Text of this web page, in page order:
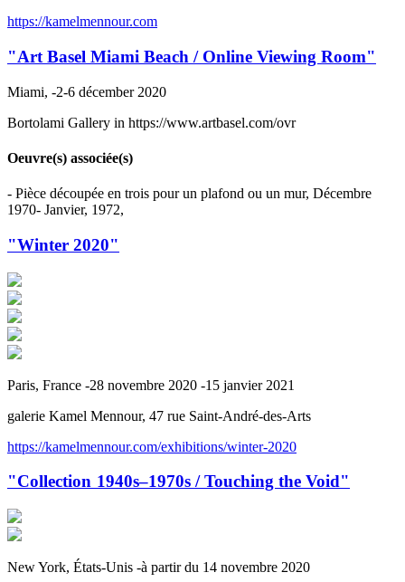
https://kamelmennour.com
"Art Basel Miami Beach / Online Viewing Room"
Miami, -2-6 décember 2020
Bortolami Gallery in https://www.artbasel.com/ovr
Oeuvre(s) associée(s)
- Pièce découpée en trois pour un plafond ou un mur, Décembre
1970- Janvier, 1972,
"Winter 2020"
Paris, France -28 novembre 2020 -15 janvier 2021
galerie Kamel Mennour, 47 rue Saint-André-des-Arts
https://kamelmennour.com/exhibitions/winter-2020
"Collection 1940s–1970s / Touching the Void"
New York, États-Unis -à partir du 14 novembre 2020